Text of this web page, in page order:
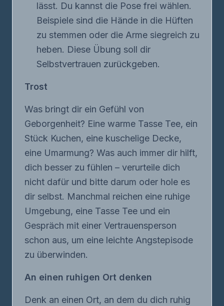
lässt. Du kannst die Pose frei wählen.
Beispiele sind die Hände in die Hüften
zu stemmen oder die Arme siegreich zu
heben. Diese Übung soll dir
Selbstvertrauen zurückgeben.
Trost
Was bringt dir ein Gefühl von
Geborgenheit? Eine warme Tasse Tee, ein
Stück Kuchen, eine kuschelige Decke,
eine Umarmung? Was auch immer dir hilft,
dich besser zu fühlen – verurteile dich
nicht dafür und bitte darum oder hole es
dir selbst. Manchmal reichen eine ruhige
Umgebung, eine Tasse Tee und ein
Gespräch mit einer Vertrauensperson
schon aus, um eine leichte Angstepisode
zu überwinden.
An einen ruhigen Ort denken
Denk an einen Ort, an dem du dich ruhig